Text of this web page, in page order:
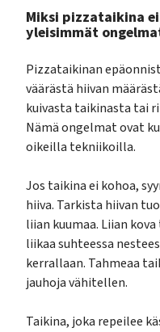
Miksi pizzataikina
yleisimmät
Pizzataikinan
väärästä hiivan
kuivasta taikinasta tai
Nämä ongelmat ovat
oikeilla tekniikoilla.
Jos taikina ei kohoa,
hiiva. Tarkista hiivan
liian kuumaa. Liian
liikaa suhteessa
kerrallaan. Tahmeaa
jauhoja vähitellen.
Taikina, joka repeilee